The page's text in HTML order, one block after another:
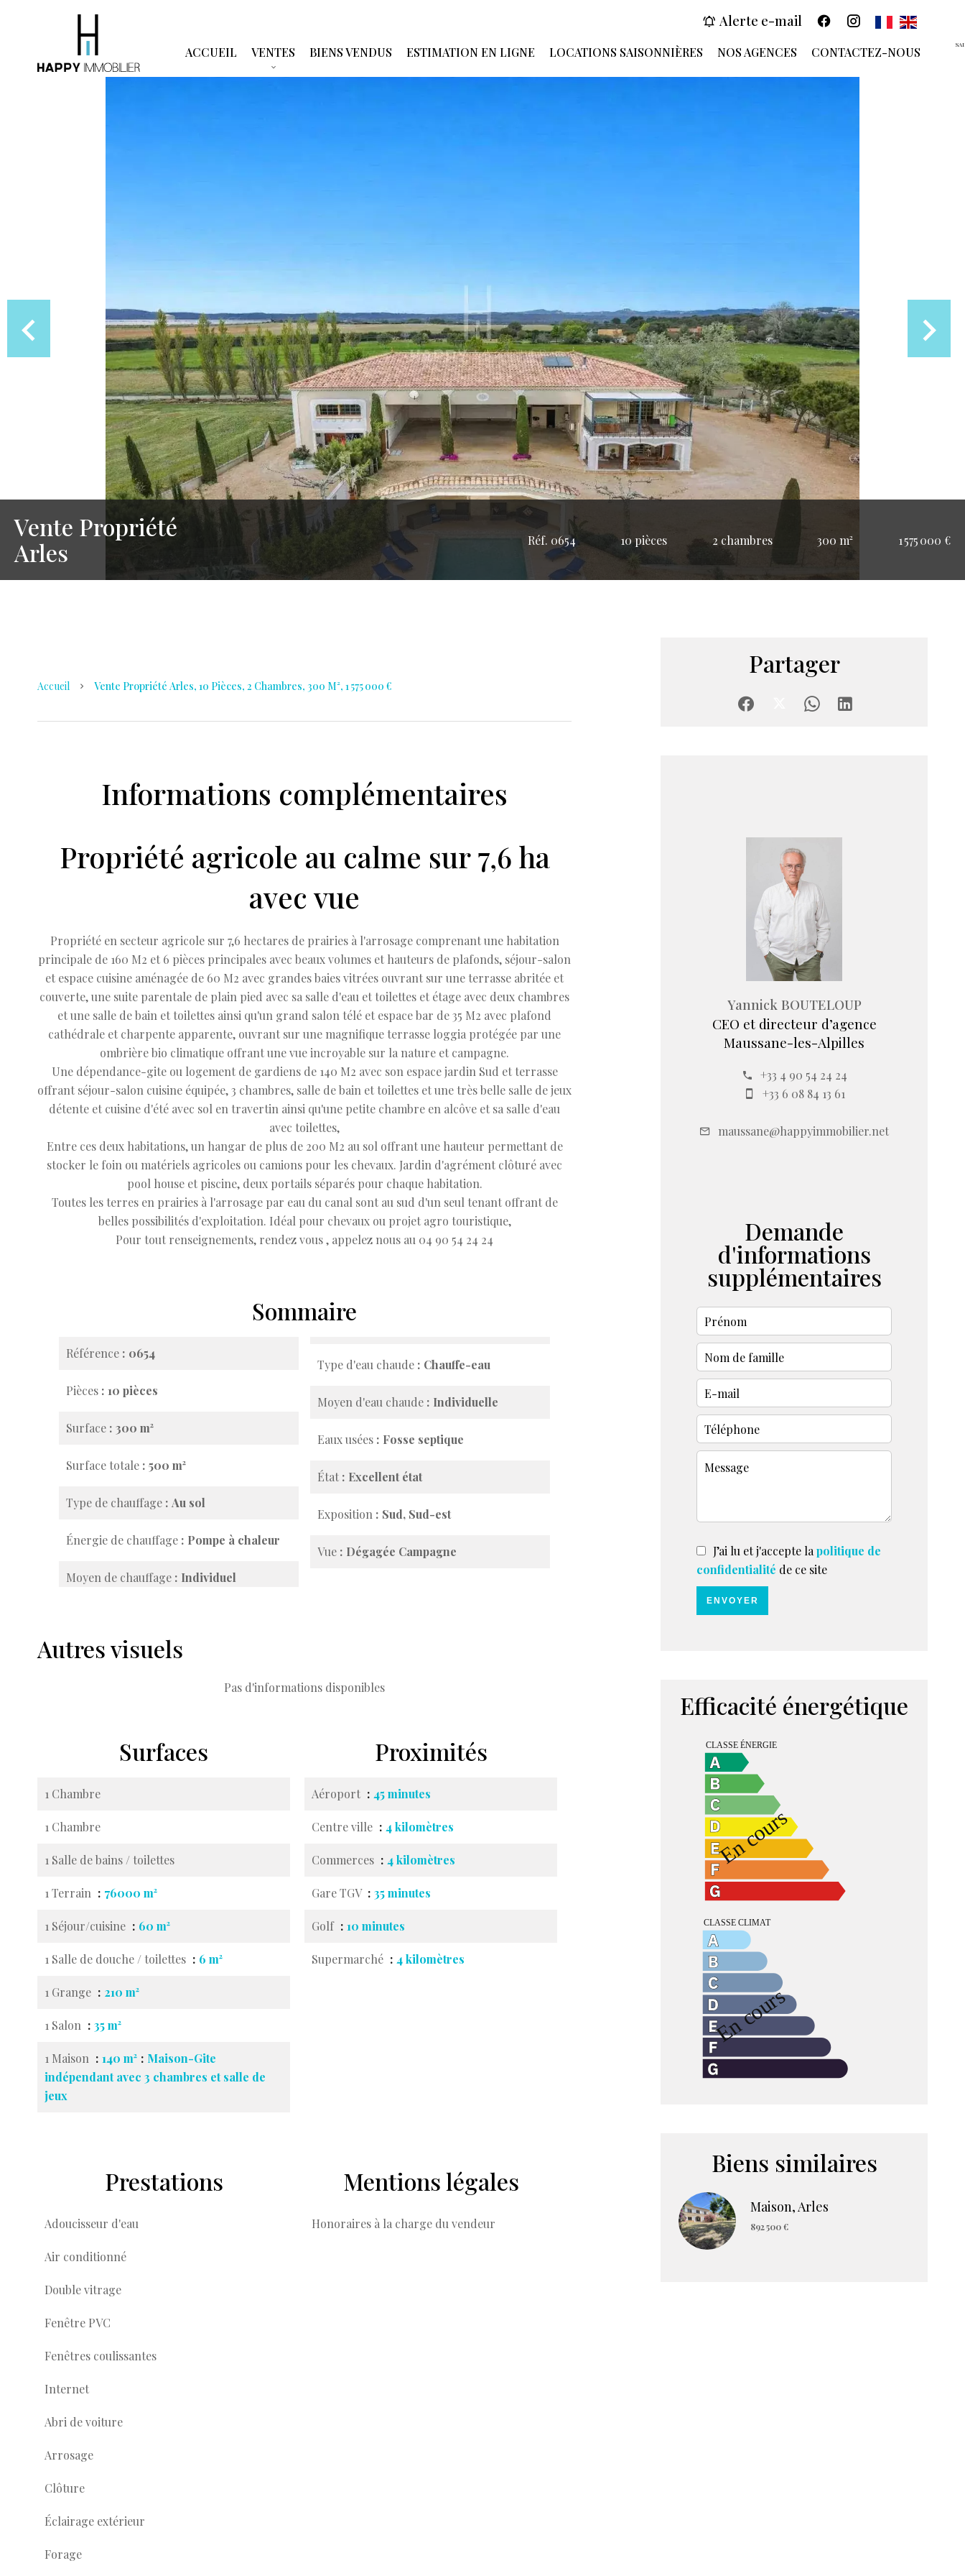
Alerte e-mail
ACCUEIL VENTES BIENS VENDUS ESTIMATION EN LIGNE LOCATIONS SAISONNIÈRES NOS AGENCES CONTACTEZ-NOUS
Vente Propriété
Arles
Réf. 0654 10 pièces 2 chambres 300 m² 1 575 000 €
Accueil Vente Propriété Arles, 10 Pièces, 2 Chambres, 300 M², 1 575 000 €
Informations complémentaires
Propriété agricole au calme sur 7,6 ha
avec vue
Propriété en secteur agricole sur 7,6 hectares de prairies à l'arrosage comprenant une habitation
principale de 160 M2 et 6 pièces principales avec beaux volumes et hauteurs de plafonds, séjour-salon
et espace cuisine aménagée de 60 M2 avec grandes baies vitrées ouvrant sur une terrasse abritée et
couverte, une suite parentale de plain pied avec sa salle d'eau et toilettes et étage avec deux chambres
et une salle de bain et toilettes ainsi qu'un grand salon télé et espace bar de 35 M2 avec plafond
cathédrale et charpente apparente, ouvrant sur une magnifique terrasse loggia protégée par une
ombrière bio climatique offrant une vue incroyable sur la nature et campagne.
Une dépendance-gite ou logement de gardiens de 140 M2 avec son espace jardin Sud et terrasse
offrant séjour-salon cuisine équipée, 3 chambres, salle de bain et toilettes et une très belle salle de jeux
détente et cuisine d'été avec sol en travertin ainsi qu'une petite chambre en alcôve et sa salle d'eau
avec toilettes,
Entre ces deux habitations, un hangar de plus de 200 M2 au sol offrant une hauteur permettant de
stocker le foin ou matériels agricoles ou camions pour les chevaux. Jardin d'agrément clôturé avec
pool house et piscine, deux portails séparés pour chaque habitation.
Toutes les terres en prairies à l'arrosage par eau du canal sont au sud d'un seul tenant offrant de
belles possibilités d'exploitation. Idéal pour chevaux ou projet agro touristique,
Pour tout renseignements, rendez vous , appelez nous au 04 90 54 24 24
Sommaire
Référence 0654
Pièces 10 pièces
Surface 300 m²
Surface totale 500 m²
Type de chauffage Au sol
Énergie de chauffage Pompe à chaleur
Moyen de chauffage Individuel
Type d'eau chaude Chauffe-eau
Moyen d'eau chaude Individuelle
Eaux usées Fosse septique
État Excellent état
Exposition Sud, Sud-est
Vue Dégagée Campagne
Autres visuels
Pas d'informations disponibles
Surfaces
1 Chambre
1 Chambre
1 Salle de bains / toilettes
1 Terrain 76000 m²
1 Séjour/cuisine 60 m²
1 Salle de douche / toilettes 6 m²
1 Grange 210 m²
1 Salon 35 m²
1 Maison 140 m²
Maison-Gite
indépendant avec 3 chambres et salle de
jeux
Proximités
Aéroport 45 minutes
Centre ville 4 kilomètres
Commerces 4 kilomètres
Gare TGV 35 minutes
Golf 10 minutes
Supermarché 4 kilomètres
Prestations
Adoucisseur d'eau
Air conditionné
Double vitrage
Fenêtre PVC
Fenêtres coulissantes
Internet
Abri de voiture
Arrosage
Clôture
Éclairage extérieur
Forage
Mentions légales
Honoraires à la charge du vendeur
Partager
Yannick BOUTELOUP
CEO et directeur d’agence
Maussane-les-Alpilles
+33 4 90 54 24 24
+33 6 08 84 13 61
maussane@happyimmobilier.net
Demande
d'informations
supplémentaires
J’ai lu et j'accepte lapolitique de
confidentialité de ce site
ENVOYER
Efficacité énergétique
Biens similaires
Maison, Arles
892 500 €